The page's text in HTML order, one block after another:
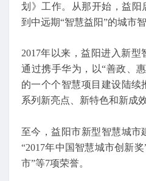
划》工作。从那开始，益阳
到中远期“智慧益阳”的城市
2017年以来，益阳进入新型
通过携手华为，以“善政、
的一个个智慧项目建设陆续
系列新亮点、新特色和新成效
至今，益阳市新型智慧城市
“2017年中国智慧城市创新
市”等7项荣誉。